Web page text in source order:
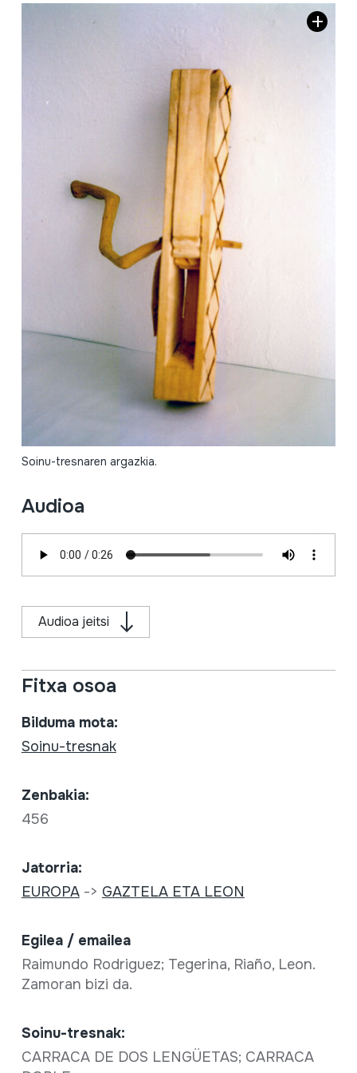
Soinu-tresnaren argazkia.
Audioa
Audioa jeitsi
Fitxa osoa
Bilduma mota:
Soinu-tresnak
Zenbakia:
456
Jatorria:
EUROPA-> GAZTELA ETA LEON
Egilea / emailea
Raimundo Rodriguez; Tegerina, Riaño, Leon.
Zamoran bizi da.
Soinu-tresnak:
CARRACA DE DOS LENGÜETAS; CARRACA